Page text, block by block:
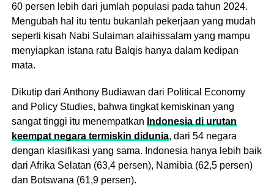
60 persen lebih dari jumlah populasi pada tahun 2024.
Mengubah hal itu tentu bukanlah pekerjaan yang mudah
seperti kisah Nabi Sulaiman alaihissalam yang mampu
menyiapkan istana ratu Balqis hanya dalam kedipan
mata.
Dikutip dari Anthony Budiawan dari Political Economy
and Policy Studies, bahwa tingkat kemiskinan yang
sangat tinggi itu menempatkan Indonesia di urutan
keempat negara termiskin didunia, dari 54 negara
dengan klasifikasi yang sama. Indonesia hanya lebih baik
dari Afrika Selatan (63,4 persen), Namibia (62,5 persen)
dan Botswana (61,9 persen).